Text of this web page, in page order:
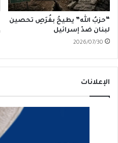
“حزبُ الله” يطيحُ بفُرَصِ تحصين
لبنان ضدّ إسرائيل
2026/07/30
الإعلانات